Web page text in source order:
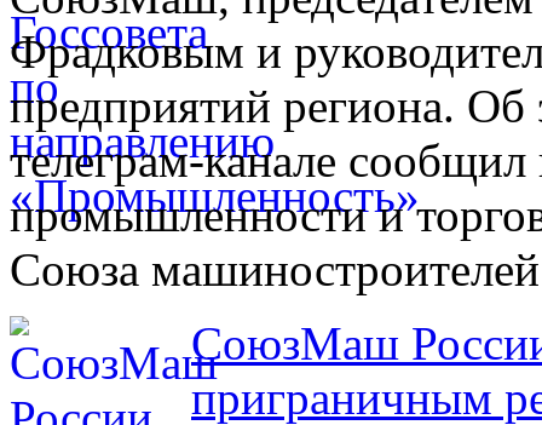
Фрадковым и
предприятий региона.
телеграм-канале
промышленности и
Союза
СоюзМаш
приграничным